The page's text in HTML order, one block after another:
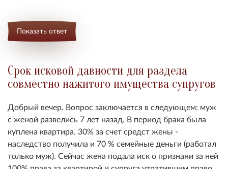
Показать ответ
Срок исковой давности для раздела
совместно нажитого имущества супругов
Добрый вечер. Вопрос заключается в следующем: муж
с женой развелись 7 лет назад. В период брака была
куплена квартира. 30% за счет средст жены -
наследство получила и 70 % семейные деньги (работал
только муж). Сейчас жена подала иск о признани за ней